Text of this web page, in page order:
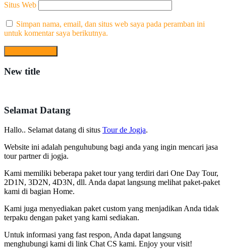
Situs Web
Simpan nama, email, dan situs web saya pada peramban ini
untuk komentar saya berikutnya.
New title
Selamat Datang
Hallo.. Selamat datang di situs Tour de Jogja.
Website ini adalah penguhubung bagi anda yang ingin mencari jasa
tour partner di jogja.
Kami memiliki beberapa paket tour yang terdiri dari One Day Tour,
2D1N, 3D2N, 4D3N, dll. Anda dapat langsung melihat paket-paket
kami di bagian Home.
Kami juga menyediakan paket custom yang menjadikan Anda tidak
terpaku dengan paket yang kami sediakan.
Untuk informasi yang fast respon, Anda dapat langsung
menghubungi kami di link Chat CS kami. Enjoy your visit!